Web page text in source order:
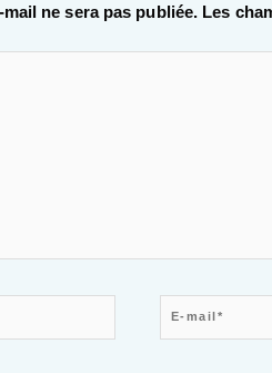
ne sera pas publiée. Les